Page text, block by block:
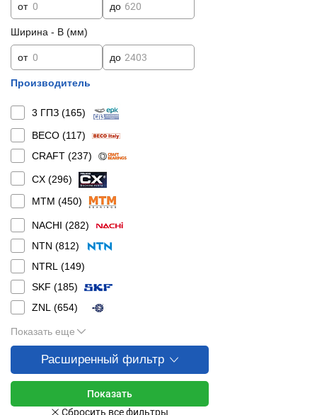
от до
Ширина - B (мм)
от до
Производитель
3 ГПЗ (165)
BECO (117)
CRAFT (237)
CX (296)
MTM (450)
NACHI (282)
NTN (812)
NTRL (149)
SKF (185)
ZNL (654)
Показать еще
Расширенный фильтр